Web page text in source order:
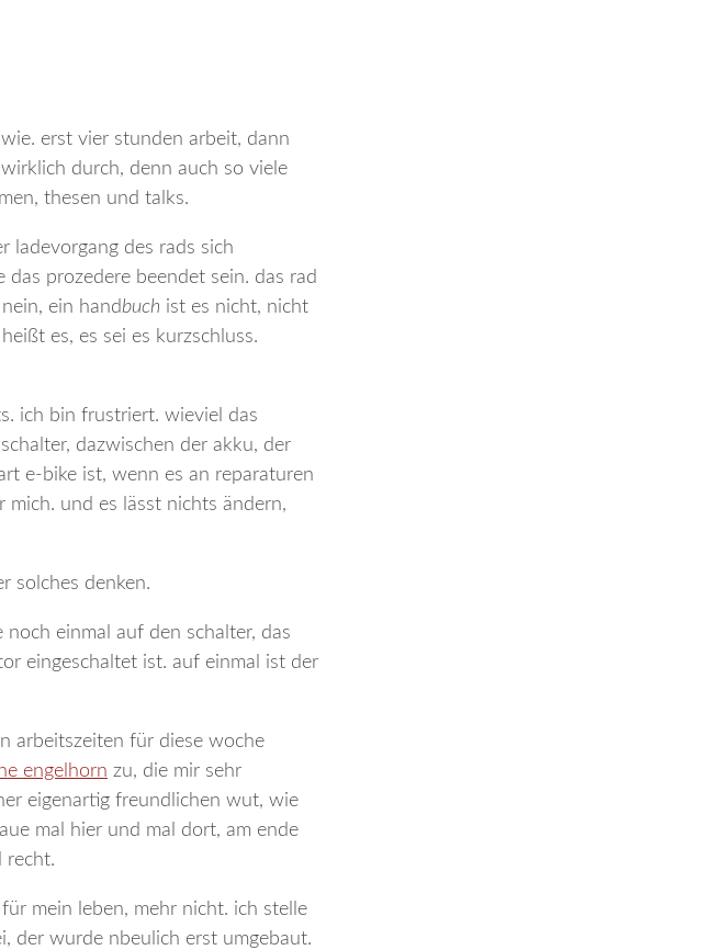
erst vier stunden arbeit, dann
durch, denn auch so viele
thesen und talks.
ladevorgang des rads sich
prozedere beendet sein. das rad
ein handbuch ist es nicht, nicht
es, es sei es kurzschluss.
ich bin frustriert. wieviel das
dazwischen der akku, der
e-bike ist, wenn es an reparaturen
und es lässt nichts ändern,
solches denken.
einmal auf den schalter, das
eingeschaltet ist. auf einmal ist der
arbeitszeiten für diese woche
engelhorn zu, die mir sehr
eigenartig freundlichen wut, wie
mal hier und mal dort, am ende
recht.
mein leben, mehr nicht. ich stelle
der wurde nbeulich erst umgebaut.